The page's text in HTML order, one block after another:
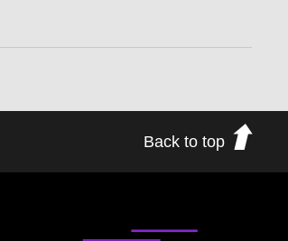
Back to top